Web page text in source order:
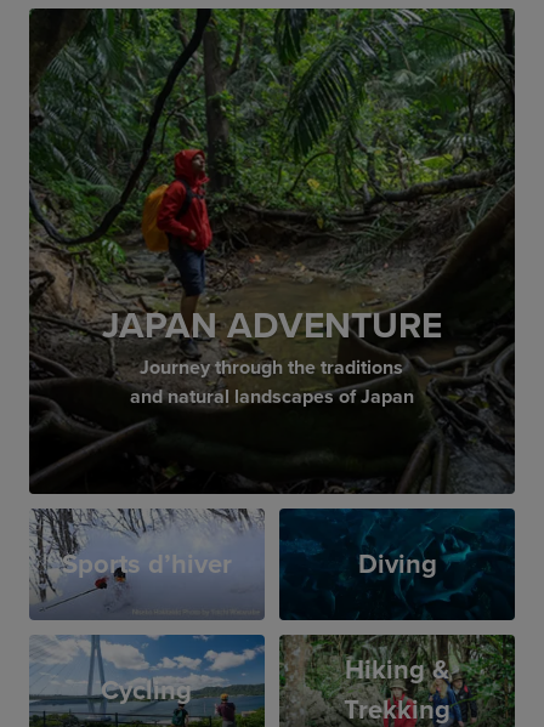
JAPAN ADVENTURE
Journey through the traditions
and natural landscapes of Japan
Sports d’hiver Diving
Cycling
Hiking &
Trekking